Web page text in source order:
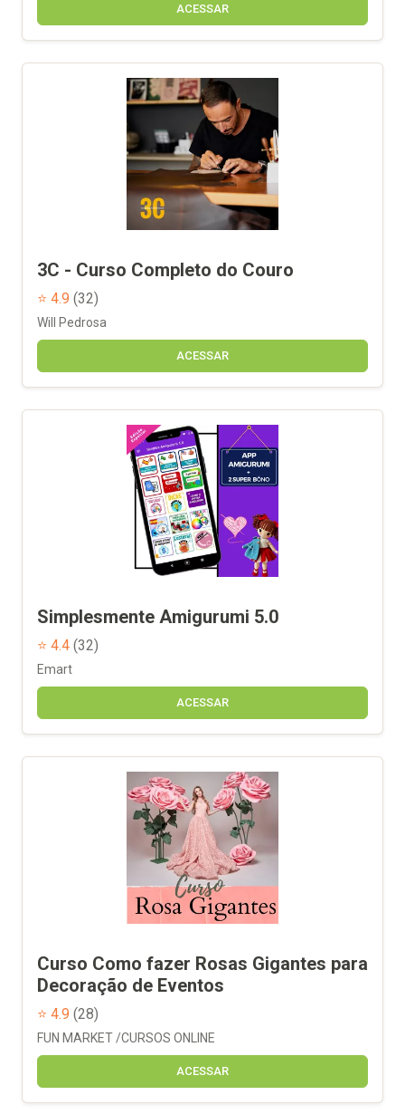
ACESSAR
3C - Curso Completo do Couro
⭐ 4.9 (32)
Will Pedrosa
ACESSAR
Simplesmente Amigurumi 5.0
⭐ 4.4 (32)
Emart
ACESSAR
Curso Como fazer Rosas Gigantes para
Decoração de Eventos
⭐ 4.9 (28)
FUN MARKET /CURSOS ONLINE
ACESSAR